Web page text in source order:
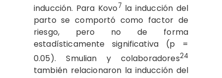
inducción. Para Kovo7 la inducción del
parto se comportó como factor de
riesgo, pero no de forma
estadísticamente significativa (p =
0.05).
Smulian y colaboradores24
también relacionaron la inducción del